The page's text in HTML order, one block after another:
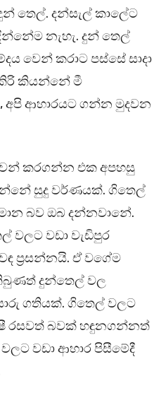
තෙල්. දන්සැල් කාලේට
නැහැ. දුන් තෙල්
වෙන් කරාට පස්සේ සාදා
කියන්නේ මී
ආහාරයට ගන්න මුදවන
කරගන්න එක අපහසු
සුදු වර්ණයක්. ගිතෙල්
බව ඔබ දන්නවානේ.
වලට වඩා වැඩිපුර
ප්‍රසන්නයි. ඒ වගේම
දුන්තෙල් වල
ගතියක්. ගිතෙල් වලට
රසවත් බවක් හඳුනගන්නත්
වඩා ආහාර පිසීමේදී